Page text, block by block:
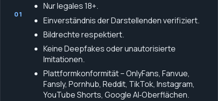
01
Nur legales 18+.
Einverständnis der Darstellenden verifiziert.
Bildrechte respektiert.
Keine Deepfakes oder unautorisierte
Imitationen.
Plattformkonformität – OnlyFans, Fanvue,
Fansly, Pornhub, Reddit, TikTok, Instagram,
YouTube Shorts, Google AI‑Oberflächen.